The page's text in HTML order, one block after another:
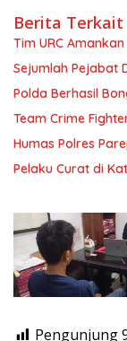
Berita Terkait
Tim URC
Sejumlah Pejabat
Polda Berhasil
Team Crime
Humas Polres
Pelaku Curat di
Pengunjung